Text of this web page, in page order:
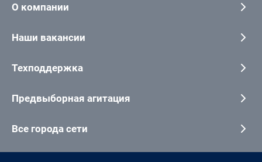
О компании
Наши вакансии
Техподдержка
Предвыборная агитация
Все города сети